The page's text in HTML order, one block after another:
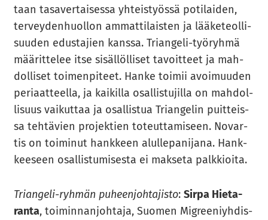
taan ta­sa­ver­tai­ses­sa yh­teis­työs­sä po­ti­lai­den,
ter­vey­den­huol­lon am­mat­ti­lais­ten ja lää­ke­teol­li­
suu­den edus­ta­jien kans­sa. Triangeli-​työryhmä
mää­rit­te­lee itse si­säl­löl­li­set ta­voit­teet ja mah­
dol­li­set toi­men­pi­teet. Hanke toi­mii avoi­muu­den
pe­ri­aat­teel­la, ja kai­kil­la osal­lis­tu­jil­la on mah­dol­
li­suus vai­kut­taa ja osal­lis­tua Trian­ge­lin puit­teis­
sa teh­tä­vien pro­jek­tien to­teut­ta­mi­seen. No­var­
tis on toi­mi­nut hank­keen alul­le­pa­ni­ja­na. Hank­
kee­seen osal­lis­tu­mi­ses­ta ei mak­se­ta palk­kioi­ta.
Triangeli-​ryhmän pu­heen­joh­ta­jis­to: Sirpa Hie­ta­
ran­ta, toi­min­nan­joh­ta­ja, Suo­men Migree­niyh­dis­